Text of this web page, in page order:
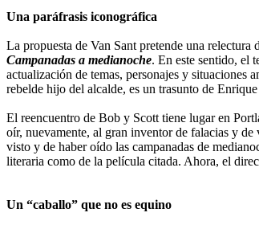
Una paráfrasis iconográfica
La propuesta de Van Sant pretende una
Campanadas a medianoche. En este sentido, el
actualización de temas, personajes y situaciones
rebelde hijo del alcalde, es un trasunto de
El reencuentro de Bob y Scott tiene lugar en
oír, nuevamente, al gran inventor de falacias y
visto y de haber oído las campanadas de
literaria como de la película citada. Ahora, el
Un “caballo” que no es equino